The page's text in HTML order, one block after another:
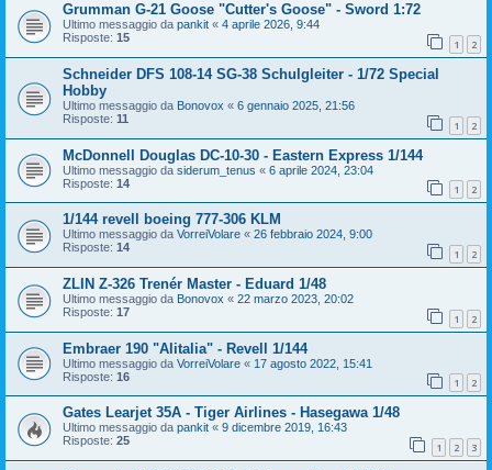
Grumman G-21 Goose "Cutter's Goose" - Sword 1:72
Ultimo messaggio da pankit « 4 aprile 2026, 9:44
Risposte: 15 1 2
Schneider DFS 108-14 SG-38 Schulgleiter - 1/72 Special
Hobby
Ultimo messaggio da Bonovox « 6 gennaio 2025, 21:56
Risposte: 11 1 2
McDonnell Douglas DC-10-30 - Eastern Express 1/144
Ultimo messaggio da siderum_tenus « 6 aprile 2024, 23:04
Risposte: 14 1 2
1/144 revell boeing 777-306 KLM
Ultimo messaggio da VorreiVolare « 26 febbraio 2024, 9:00
Risposte: 14 1 2
ZLIN Z-326 Trenér Master - Eduard 1/48
Ultimo messaggio da Bonovox « 22 marzo 2023, 20:02
Risposte: 17 1 2
Embraer 190 "Alitalia" - Revell 1/144
Ultimo messaggio da VorreiVolare « 17 agosto 2022, 15:41
Risposte: 16 1 2
Gates Learjet 35A - Tiger Airlines - Hasegawa 1/48
Ultimo messaggio da pankit « 9 dicembre 2019, 16:43
Risposte: 25 1 2 3